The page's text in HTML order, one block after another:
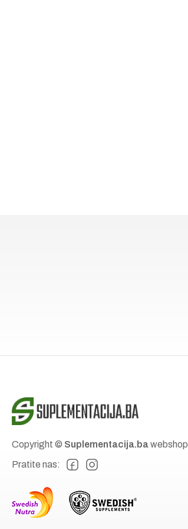
Copyright © Suplementacija.bawebshop
Pratite nas: